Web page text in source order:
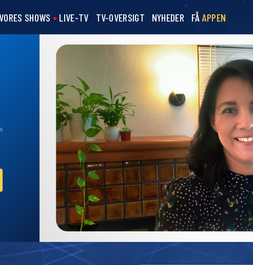
VORES SHOWS LIVE-TV TV-OVERSIGT NYHEDER FÅ APPEN